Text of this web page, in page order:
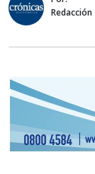
Redacción